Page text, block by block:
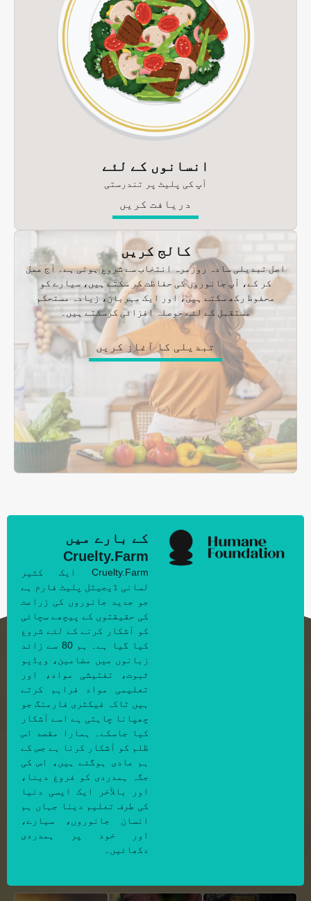
انسانوں کے لئے
آپ کی پلیٹ پر تندرستی
دریافت کریں
کالج کریں
اصل تبدیلی سادہ روزمرہ انتخاب سے شروع ہوتی ہے۔ آج عمل
کر کے، آپ جانوروں کی حفاظت کر سکتے ہیں، سیارے کو
محفوظ رکھ سکتے ہیں، اور ایک مہربان، زیادہ مستحکم
مستقبل کے لئے حوصلہ افزائی کرسکتے ہیں۔
تبدیلی کا آغاز کریں
کے بارے میں
Cruelty.Farm
Cruelty.Farm ایک کثیر
لسانی ڈیجیٹل پلیٹ فارم ہے
جو جدید جانوروں کی زراعت
کی حقیقتوں کے پیچھے سچائی
کو آشکار کرنے کے لئے شروع
کیا گیا ہے۔ ہم 80 سے زائد
زبانوں میں مضامین، ویڈیو
ثبوت، تفتیشی مواد، اور
تعلیمی مواد فراہم کرتے
ہیں تاکہ فیکٹری فارمنگ جو
چھپانا چاہتی ہے اسے آشکار
کیا جاسکے۔ ہمارا مقصد اس
ظلم کو آشکار کرنا ہے جس کے
ہم عادی ہوگئے ہیں، اس کی
جگہ ہمدردی کو فروغ دینا،
اور بالآخر ایک ایسی دنیا
کی طرف تعلیم دینا جہاں ہم
انسان جانوروں، سیارے،
اور خود پر ہمدردی
دکھائیں۔